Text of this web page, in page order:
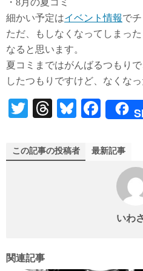
細かい予定はイベント情報で
ただ、もしなくなってしまっ
なると思います。
夏コミまではがんばるつもり
したつもりですけど、なくな
T
tte
r
T
ea
ds
Bl
sk
y
Fa
bo
この記事の投稿者 最新記事
いわ
関連記事